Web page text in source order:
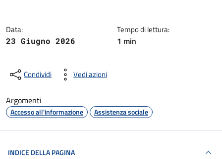
Data:
23 Giugno 2026
Tempo di lettura:
1 min
Condividi Vedi azioni
Argomenti
Accesso all'informazione Assistenza sociale
INDICE DELLA PAGINA